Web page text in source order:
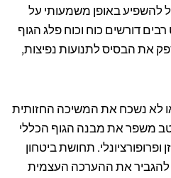
להשפיע באופן משמעותי על
דורשים כוח וכוח פלג הגוף
את הבסיס לתנועות נפיצות,
לא נשכח את המשיכה החזותית
משפר את מבנה הגוף הכללי
תחושת ביטחון
להגביר את ההערכה העצמית